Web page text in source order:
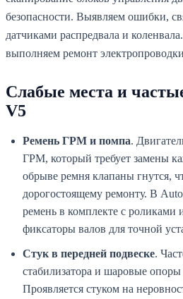
безопасности. Выявляем ошибки,
датчиками распредвала и
выполняем ремонт
Слабые места и
V5
Ремень ГРМ и помпа.
ГРМ, который требует замены
обрыве ремня клапаны гнутся,
дорогостоящему ремонту. В
ремень в комплекте с роликами
фиксаторы валов для точной
Стук в передней подвеске.
стабилизатора и шаровые
Проявляется стуком на